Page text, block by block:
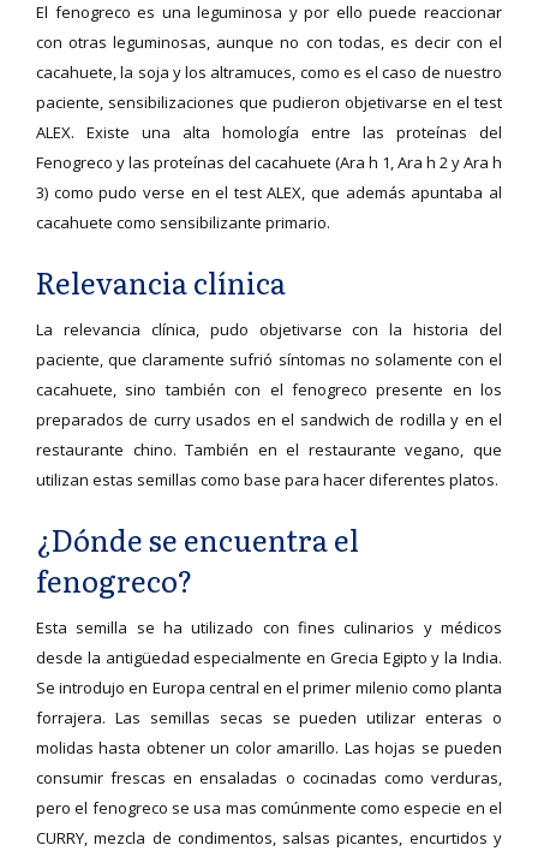
El fenogreco es una leguminosa y por ello puede reaccionar
con otras leguminosas, aunque no con todas, es decir con el
cacahuete, la soja y los altramuces, como es el caso de nuestro
paciente, sensibilizaciones que pudieron objetivarse en el test
ALEX. Existe una alta homología entre las proteínas del
Fenogreco y las proteínas del cacahuete (Ara h 1, Ara h 2 y Ara h
3) como pudo verse en el test ALEX, que además apuntaba al
cacahuete como sensibilizante primario.
Relevancia clínica
La relevancia clínica, pudo objetivarse con la historia del
paciente, que claramente sufrió síntomas no solamente con el
cacahuete, sino también con el fenogreco presente en los
preparados de curry usados en el sandwich de rodilla y en el
restaurante chino. También en el restaurante vegano, que
utilizan estas semillas como base para hacer diferentes platos.
¿Dónde se encuentra el
fenogreco?
Esta semilla se ha utilizado con fines culinarios y médicos
desde la antigüedad especialmente en Grecia Egipto y la India.
Se introdujo en Europa central en el primer milenio como planta
forrajera. Las semillas secas se pueden utilizar enteras o
molidas hasta obtener un color amarillo. Las hojas se pueden
consumir frescas en ensaladas o cocinadas como verduras,
pero el fenogreco se usa mas comúnmente como especie en el
CURRY, mezcla de condimentos, salsas picantes, encurtidos y